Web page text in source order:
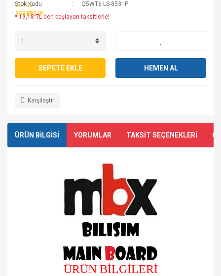
Stok Kodu
Q5WT6 LS-8531P
* 19,18 TL den başlayan taksitlerle!
SEPETE EKLE HEMEN AL
Karşılaştır
ÜRÜN BİLGİSİ YORUMLAR TAKSİT SEÇENEKLERİ
ÜRÜN BİLGİLERİ